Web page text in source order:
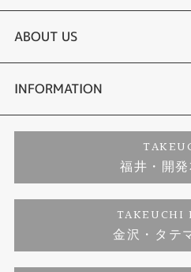
結婚指輪
セットリング
エタニティーリング
婚約ネックレス
サプライズプロポーズ相談室
ダイヤモンドカッターブランド
アフターメンテナンス
金澤工房｜手作りペアリング
金澤工房｜手作り結婚指輪
ABOUT US
店舗情報
お客様の声
INFORMATION
プライバシーポリシー
福井・開
TAKEUCHI
金沢・タテ